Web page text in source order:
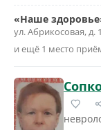
«Наше
ул. Абрикосовая, д.
и ещё 1 место